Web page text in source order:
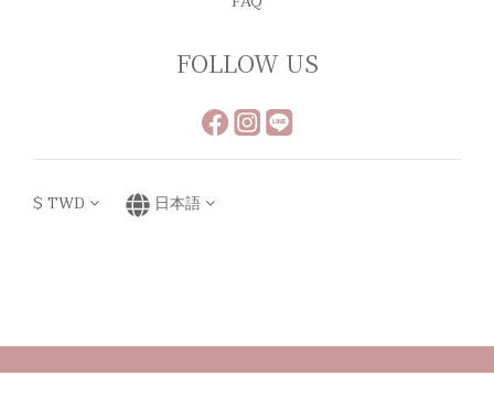
FOLLOW US
$ TWD 日本語